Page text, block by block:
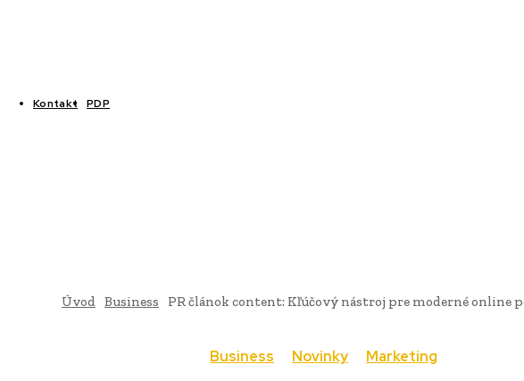
Kontakt PDP
Úvod Business PR článok content: Kľúčový nástroj pre moderné online
Business Novinky Marketing